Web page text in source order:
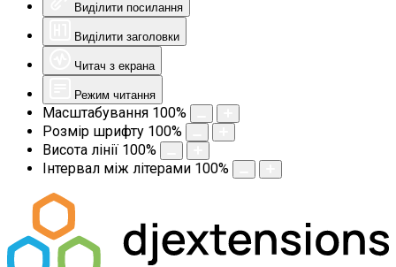
Виділити посилання
Виділити заголовки
Читач з екрана
Режим читання
Масштабування 100%
Розмір шрифту 100%
Висота лінії 100%
Інтервал між літерами 100%